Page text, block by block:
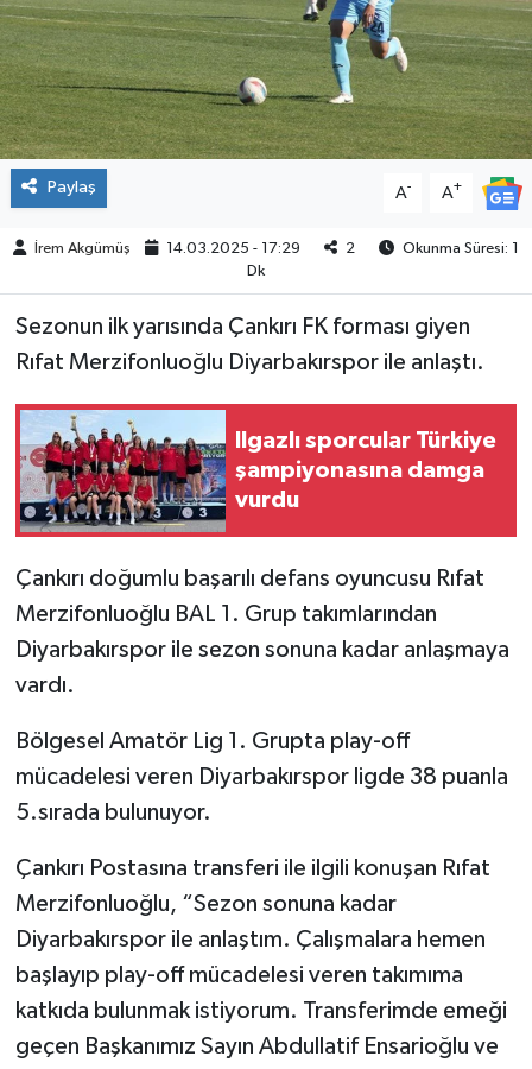
Paylaş A- A+
İrem Akgümüş 14.03.2025 - 17:29 2
Okunma Süresi: 1
Dk
Sezonun ilk yarısında Çankırı FK forması giyen
Rıfat Merzifonluoğlu Diyarbakırspor ile anlaştı.
Ilgazlı sporcular Türkiye
şampiyonasına damga
vurdu
Çankırı doğumlu başarılı defans oyuncusu Rıfat
Merzifonluoğlu BAL 1. Grup takımlarından
Diyarbakırspor ile sezon sonuna kadar anlaşmaya
vardı.
Bölgesel Amatör Lig 1. Grupta play-off
mücadelesi veren Diyarbakırspor ligde 38 puanla
5.sırada bulunuyor.
Çankırı Postasına transferi ile ilgili konuşan Rıfat
Merzifonluoğlu, “Sezon sonuna kadar
Diyarbakırspor ile anlaştım. Çalışmalara hemen
başlayıp play-off mücadelesi veren takımıma
katkıda bulunmak istiyorum. Transferimde emeği
geçen Başkanımız Sayın Abdullatif Ensarioğlu ve
ÇEVRE
İLÇELER
RESMİ İLANLAR
KÜLTÜR
TURİZM
MAGAZİN
BİLİM&TEKNOLOJİ
BÖLGE
DÜNYA